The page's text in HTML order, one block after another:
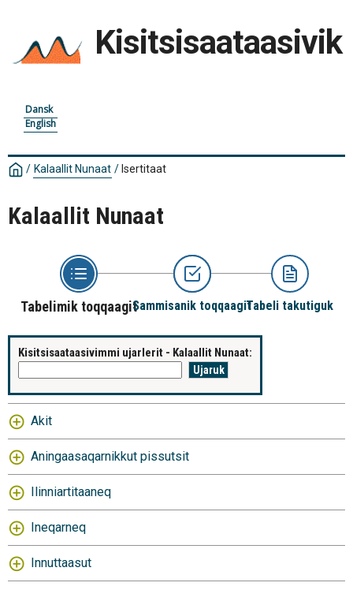
Kisitsisaataasivik
Dansk
English
/ Kalaallit Nunaat / Isertitaat
Kalaallit Nunaat
Tabelimik toqqaagitSammisanik toqqaagitTabeli takutiguk
Kisitsisaataasivimmi ujarlerit - Kalaallit Nunaat:
Akit
Aningaasaqarnikkut pissutsit
Ilinniartitaaneq
Ineqarneq
Innuttaasut